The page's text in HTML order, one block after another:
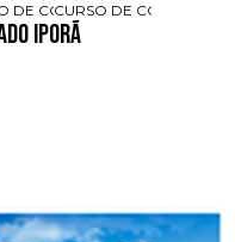
DE COACH COM
CURSO DE COACHING
Iporã